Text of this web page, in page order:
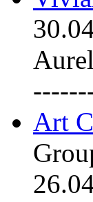
Art